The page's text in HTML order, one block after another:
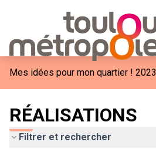
Mes idées pour mon quartier ! 2023
RÉALISATIONS
Filtrer et rechercher